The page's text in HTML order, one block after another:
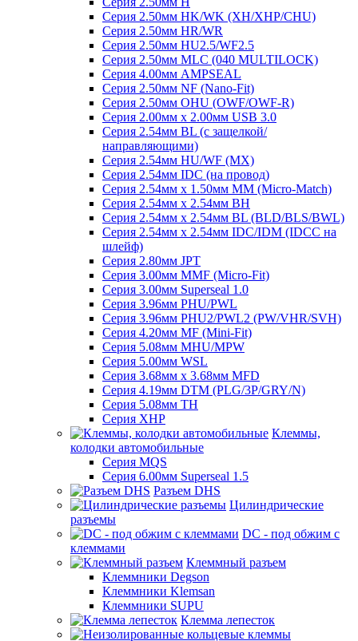
Серия 2.50мм HK/WK (XH/XHP/CHU)
Серия 2.50мм HR/WR
Серия 2.50мм HU2.5/WF2.5
Серия 2.50мм MLC (040 MULTILOCK)
Серия 4.00мм AMPSEAL
Серия 2.50мм NF (Nano-Fit)
Серия 2.50мм OHU (OWF/OWF-R)
Серия 2.00мм x 2.00мм USB 3.0
Серия 2.54мм BL (с защелкой/
направляющими)
Серия 2.54мм HU/WF (MX)
Серия 2.54мм IDC (на провод)
Серия 2.54мм х 1.50мм MM (Micro-Match)
Серия 2.54мм х 2.54мм BH
Серия 2.54мм х 2.54мм BL (BLD/BLS/BWL)
Серия 2.54мм х 2.54мм IDC/IDM (IDCC на
шлейф)
Серия 2.80мм JPT
Серия 3.00мм MMF (Micro-Fit)
Серия 3.00мм Superseal 1.0
Серия 3.96мм PHU/PWL
Серия 3.96мм PHU2/PWL2 (PW/VHR/SVH)
Серия 4.20мм MF (Mini-Fit)
Серия 5.08мм MHU/MPW
Серия 5.00мм WSL
Серия 3.68мм х 3.68мм MFD
Серия 4.19мм DTM (PLG/3P/GRY/N)
Серия 5.08мм TH
Серия XHP
Клеммы,
колодки автомобильные
Серия MQS
Серия 6.00мм Superseal 1.5
Разъем DHS
Цилиндрические
разъемы
DC - под обжим с
клеммами
Клеммный разъем
Клеммники Degson
Клеммники Klemsan
Клеммники SUPU
Клемма лепесток